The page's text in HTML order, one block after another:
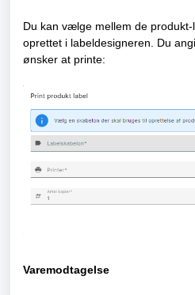
Du kan vælge mellem de
oprettet i labeldesigneren. Du
ønsker at printe:
Varemodtagelse